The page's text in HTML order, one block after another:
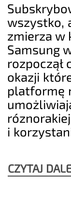
wszystko,
zmierza w
Samsung
rozpoczął
okazji
platformę
i
CZYTAJ